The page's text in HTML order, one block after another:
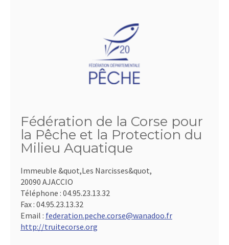
Fédération de la Corse pour
la Pêche et la Protection du
Milieu Aquatique
Immeuble &quot,Les Narcisses&quot,
20090 AJACCIO
Téléphone : 04.95.23.13.32
Fax : 04.95.23.13.32
Email : federation.peche.corse@wanadoo.fr
http://truitecorse.org